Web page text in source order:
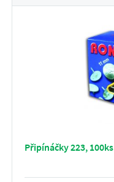
Připínáčky 223, 100ks